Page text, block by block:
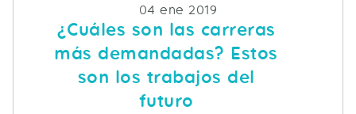
Fecha de publicacion
04 ene 2019
¿Cuáles son las carreras
más demandadas? Estos
son los trabajos del
futuro